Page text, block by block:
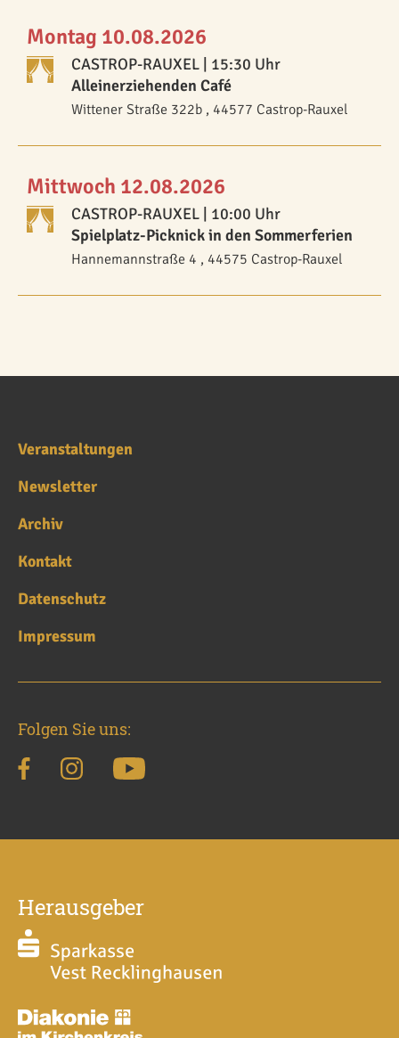
Montag 10.08.2026
CASTROP-RAUXEL | 15:30 Uhr
Alleinerziehenden Café
Wittener Straße 322b , 44577 Castrop-Rauxel
Mittwoch 12.08.2026
CASTROP-RAUXEL | 10:00 Uhr
Spielplatz-Picknick in den Sommerferien
Hannemannstraße 4 , 44575 Castrop-Rauxel
Veranstaltungen
Newsletter
Archiv
Kontakt
Datenschutz
Impressum
Folgen Sie uns:
Herausgeber